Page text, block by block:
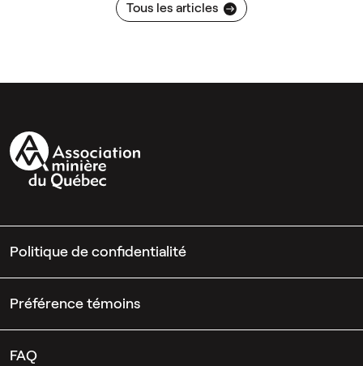
Tous les articles
Politique de confidentialité
Préférence témoins
FAQ